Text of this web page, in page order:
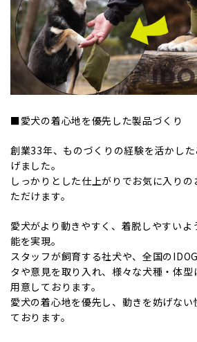
■愛犬の着心地を優先した製品づくり
創業33年、ものづくりの経験を活かし
げました。
しっかりとした仕上がりでお気に入り
ただけます。
愛犬がより動きやすく、着脱しやすい
能を実現。
スタッフが飼育する社犬や、全国の
タや意見を取り入れ、様々な犬種・体
用意しております。
愛犬の着心地を優先し、動きを妨げな
ております。